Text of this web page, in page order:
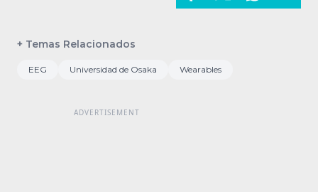
+ Temas Relacionados
EEG Universidad de Osaka Wearables